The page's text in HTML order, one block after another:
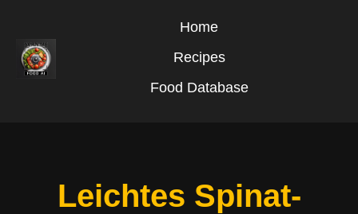
Home
Recipes
Food Database
Leichtes Spinat-